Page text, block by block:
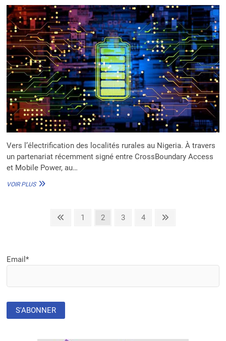
DES
MINI-
RÉSEAUX
SOLAIRES
Vers l’électrification des localités rurales au Nigeria. À travers
un partenariat récemment signé entre CrossBoundary Access
et Mobile Power, au…
VOIR PLUSNIGERIA
ÉLECTRIQUES
Pagination
Previous
Page
1 Page
2 Page
3 Page
4
Next
Email*